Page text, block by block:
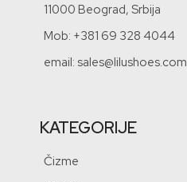
11000 Beograd, Srbija
Mob: +381 69 328 4044
email: sales@lilushoes.com
KATEGORIJE
Čizme